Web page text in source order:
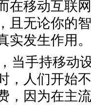
在移动互联
且无论你的
实发生作用。
当手持移动
，人们开始
，因为在主